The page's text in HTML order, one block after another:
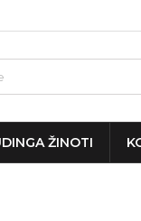
ŽINOTI